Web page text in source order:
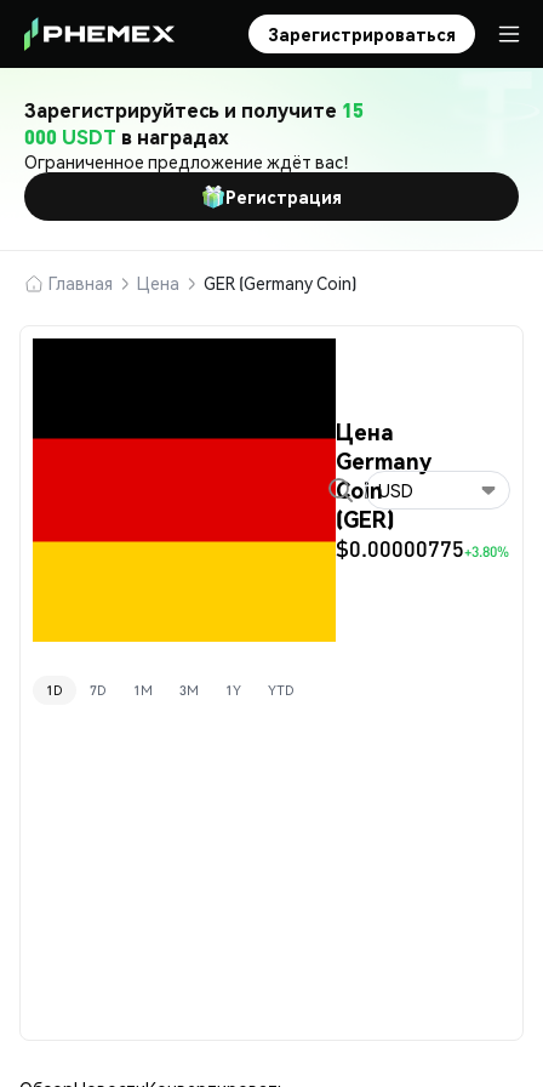
Зарегистрироваться
Зарегистрируйтесь и получите 15
000 USDT в наградах
Ограниченное предложение ждёт вас!
Регистрация
Главная Цена GER (Germany Coin)
Цена
Germany
Coin
(GER)
$0.00000775+3.80%
USD
1D 7D 1M 3M 1Y YTD